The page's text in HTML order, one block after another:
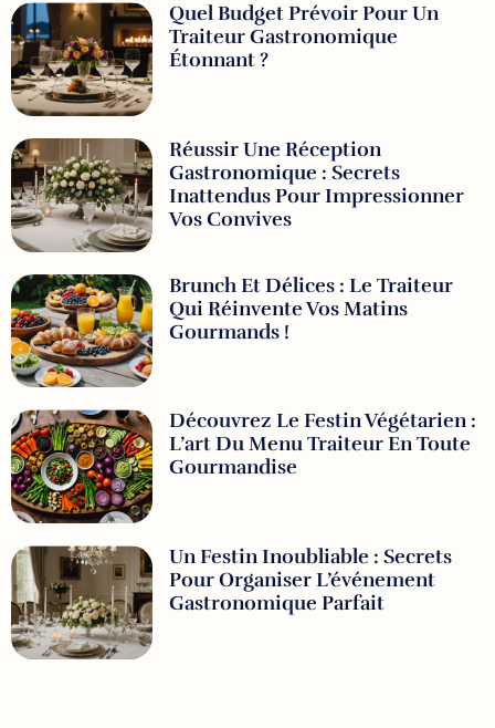
Quel Budget Prévoir Pour Un
Traiteur Gastronomique
Étonnant ?
Réussir Une Réception
Gastronomique : Secrets
Inattendus Pour Impressionner
Vos Convives
Brunch Et Délices : Le Traiteur
Qui Réinvente Vos Matins
Gourmands !
Découvrez Le Festin Végétarien :
L’art Du Menu Traiteur En Toute
Gourmandise
Un Festin Inoubliable : Secrets
Pour Organiser L’événement
Gastronomique Parfait